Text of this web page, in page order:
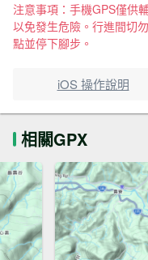
注意事項：手機GPS僅供
以免發生危險。行進間切
點並停下腳步。
iOS 操作說明
相關GPX